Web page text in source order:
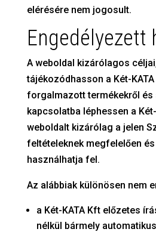
elérésére nem jogosult.
Engedélyezett
A weboldal kizárólagos
tájékozódhasson a Két-
forgalmazott termékekről
kapcsolatba léphessen a
weboldalt kizárólag a jelen
feltételeknek megfelelően
használhatja fel.
Az alábbiak különösen nem
a Két-KATA Kft előzetes
nélkül bármely